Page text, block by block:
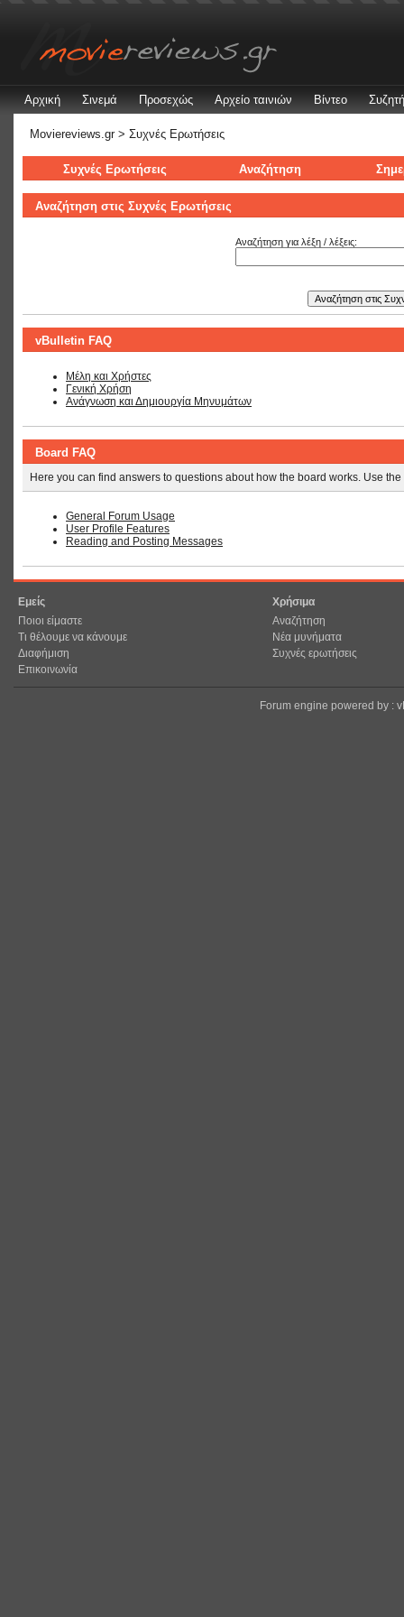
Αρχική Σινεμά Προσεχώς Αρχείο ταινιών Βίντεο
Moviereviews.gr > Συχνές Ερωτήσεις
Συχνές Ερωτήσεις Αναζήτηση
Αναζήτηση στις Συχνές Ερωτήσεις
Αναζήτηση για λέξη / λέξεις:
vBulletin FAQ
Μέλη και Χρήστες
Γενική Χρήση
Ανάγνωση και Δημιουργία Μηνυμάτων
Board FAQ
Here you can find answers to questions about how the board works. Use
General Forum Usage
User Profile Features
Reading and Posting Messages
Εμείς
Ποιοι είμαστε
Τι θέλουμε να κάνουμε
Διαφήμιση
Επικοινωνία
Χρήσιμα
Αναζήτηση
Νέα μυνήματα
Συχνές ερωτήσεις
Forum engine powered by :